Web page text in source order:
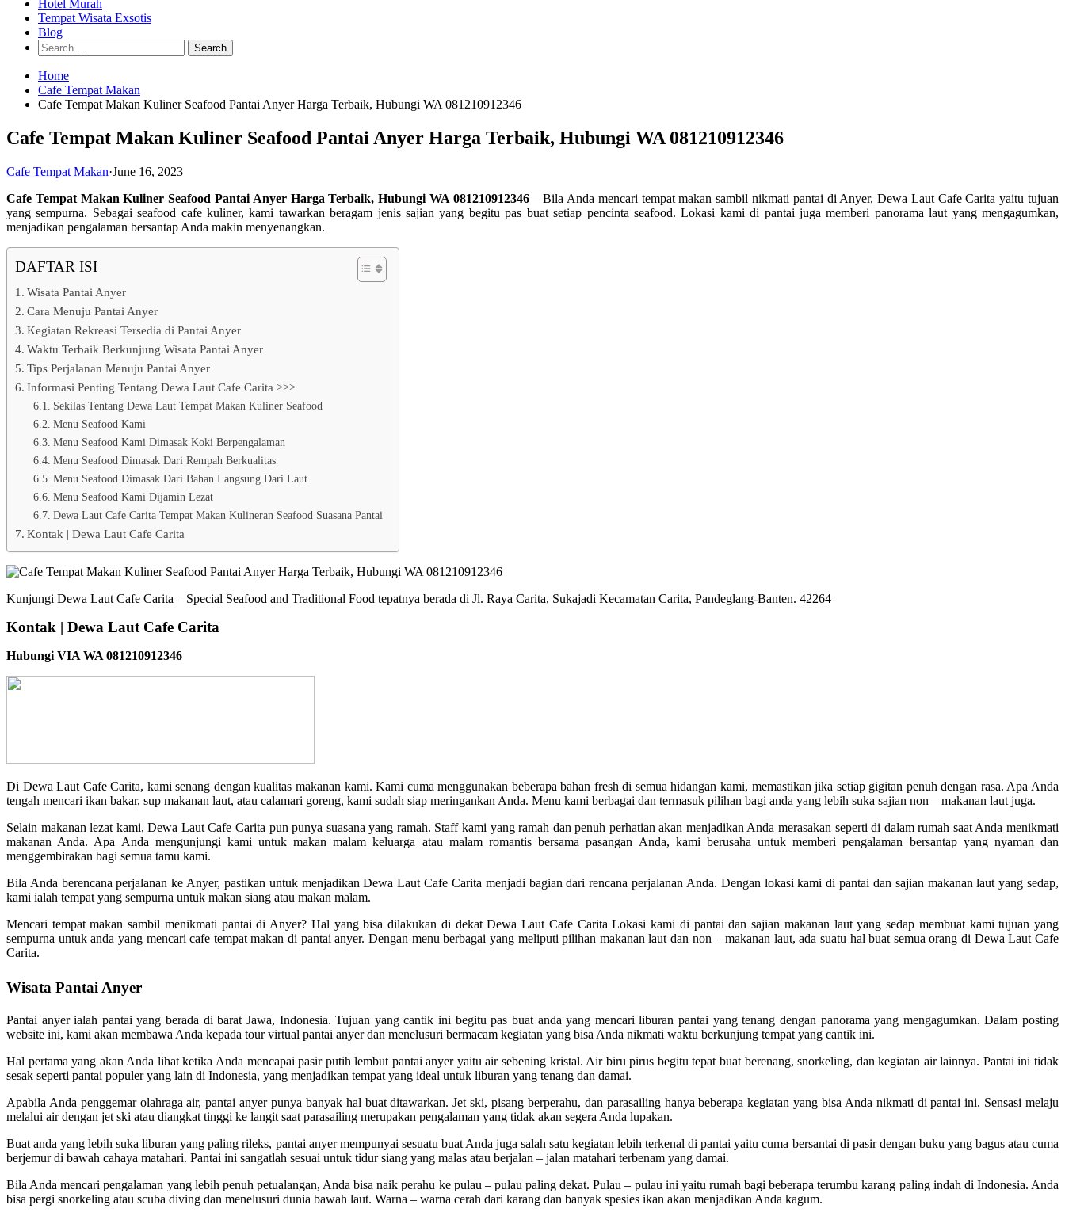
Hotel Murah
Tempat Wisata Exsotis
Blog
Search
for:
Home
Cafe Tempat Makan
Cafe Tempat Makan Kuliner Seafood Pantai Anyer Harga Terbaik, Hubungi WA 081210912346
Cafe Tempat Makan Kuliner Seafood Pantai Anyer Harga Terbaik, Hubungi WA 081210912346
Cafe Tempat Makan·June 16, 2023
Cafe Tempat Makan Kuliner Seafood Pantai Anyer Harga Terbaik, Hubungi WA 081210912346– Bila Anda mencari tempat makan sambil nikmati pantai di Anyer, Dewa Laut Cafe Carita yaitu tujuan
yang sempurna. Sebagai seafood cafe kuliner, kami tawarkan beragam jenis sajian yang begitu pas buat setiap pencinta seafood. Lokasi kami di pantai juga memberi panorama laut yang mengagumkan,
menjadikan pengalaman bersantap Anda makin menyenangkan.
DAFTAR ISI
Wisata Pantai Anyer
Cara Menuju Pantai Anyer
Kegiatan Rekreasi Tersedia di Pantai Anyer
Waktu Terbaik Berkunjung Wisata Pantai Anyer
Tips Perjalanan Menuju Pantai Anyer
Informasi Penting Tentang Dewa Laut Cafe Carita >>>
Sekilas Tentang Dewa Laut Tempat Makan Kuliner Seafood
Menu Seafood Kami
Menu Seafood Kami Dimasak Koki Berpengalaman
Menu Seafood Dimasak Dari Rempah Berkualitas
Menu Seafood Dimasak Dari Bahan Langsung Dari Laut
Menu Seafood Kami Dijamin Lezat
Dewa Laut Cafe Carita Tempat Makan Kulineran Seafood Suasana Pantai
Kontak | Dewa Laut Cafe Carita
Kunjungi Dewa Laut Cafe Carita – Special Seafood and Traditional Food tepatnya berada di Jl. Raya Carita, Sukajadi Kecamatan Carita, Pandeglang-Banten. 42264
Kontak | Dewa Laut Cafe Carita
Hubungi VIA WA 081210912346
Di Dewa Laut Cafe Carita, kami senang dengan kualitas makanan kami. Kami cuma menggunakan beberapa bahan fresh di semua hidangan kami, memastikan jika setiap gigitan penuh dengan rasa. Apa Anda
tengah mencari ikan bakar, sup makanan laut, atau calamari goreng, kami sudah siap meringankan Anda. Menu kami berbagai dan termasuk pilihan bagi anda yang lebih suka sajian non – makanan laut juga.
Selain makanan lezat kami, Dewa Laut Cafe Carita pun punya suasana yang ramah. Staff kami yang ramah dan penuh perhatian akan menjadikan Anda merasakan seperti di dalam rumah saat Anda menikmati
makanan Anda. Apa Anda mengunjungi kami untuk makan malam keluarga atau malam romantis bersama pasangan Anda, kami berusaha untuk memberi pengalaman bersantap yang nyaman dan
menggembirakan bagi semua tamu kami.
Bila Anda berencana perjalanan ke Anyer, pastikan untuk menjadikan Dewa Laut Cafe Carita menjadi bagian dari rencana perjalanan Anda. Dengan lokasi kami di pantai dan sajian makanan laut yang sedap,
kami ialah tempat yang sempurna untuk makan siang atau makan malam.
Mencari tempat makan sambil menikmati pantai di Anyer? Hal yang bisa dilakukan di dekat Dewa Laut Cafe Carita Lokasi kami di pantai dan sajian makanan laut yang sedap membuat kami tujuan yang
sempurna untuk anda yang mencari cafe tempat makan di pantai anyer. Dengan menu berbagai yang meliputi pilihan makanan laut dan non – makanan laut, ada suatu hal buat semua orang di Dewa Laut Cafe
Carita.
Wisata Pantai Anyer
Pantai anyer ialah pantai yang berada di barat Jawa, Indonesia. Tujuan yang cantik ini begitu pas buat anda yang mencari liburan pantai yang tenang dengan panorama yang mengagumkan. Dalam posting
website ini, kami akan membawa Anda kepada tour virtual pantai anyer dan menelusuri bermacam kegiatan yang bisa Anda nikmati waktu berkunjung tempat yang cantik ini.
Hal pertama yang akan Anda lihat ketika Anda mencapai pasir putih lembut pantai anyer yaitu air sebening kristal. Air biru pirus begitu tepat buat berenang, snorkeling, dan kegiatan air lainnya. Pantai ini tidak
sesak seperti pantai populer yang lain di Indonesia, yang menjadikan tempat yang ideal untuk liburan yang tenang dan damai.
Apabila Anda penggemar olahraga air, pantai anyer punya banyak hal buat ditawarkan. Jet ski, pisang berperahu, dan parasailing hanya beberapa kegiatan yang bisa Anda nikmati di pantai ini. Sensasi melaju
melalui air dengan jet ski atau diangkat tinggi ke langit saat parasailing merupakan pengalaman yang tidak akan segera Anda lupakan.
Buat anda yang lebih suka liburan yang paling rileks, pantai anyer mempunyai sesuatu buat Anda juga salah satu kegiatan lebih terkenal di pantai yaitu cuma bersantai di pasir dengan buku yang bagus atau cuma
berjemur di bawah cahaya matahari. Pantai ini sangatlah sesuai untuk tidur siang yang malas atau berjalan – jalan matahari terbenam yang damai.
Bila Anda mencari pengalaman yang lebih penuh petualangan, Anda bisa naik perahu ke pulau – pulau paling dekat. Pulau – pulau ini yaitu rumah bagi beberapa terumbu karang paling indah di Indonesia. Anda
bisa pergi snorkeling atau scuba diving dan menelusuri dunia bawah laut. Warna – warna cerah dari karang dan banyak spesies ikan akan menjadikan Anda kagum.